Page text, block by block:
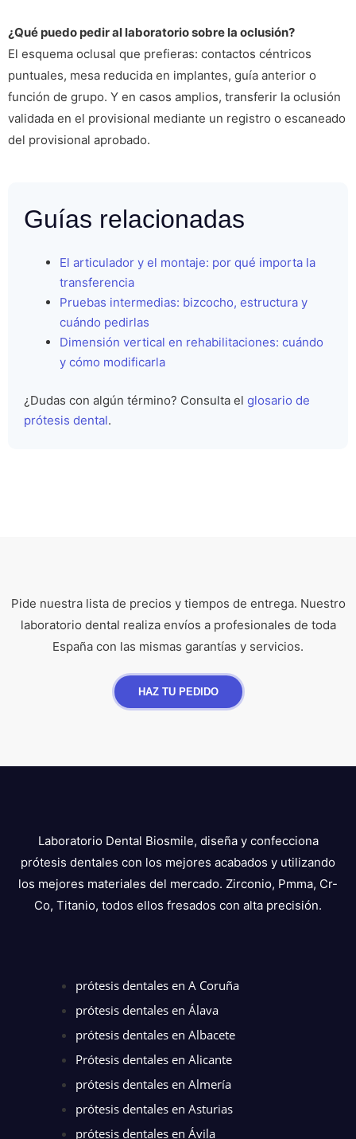
¿Qué puedo pedir al laboratorio sobre la oclusión?
El esquema oclusal que prefieras: contactos céntricos
puntuales, mesa reducida en implantes, guía anterior o
función de grupo. Y en casos amplios, transferir la oclusión
validada en el provisional mediante un registro o escaneado
del provisional aprobado.
Guías relacionadas
El articulador y el montaje: por qué importa la
transferencia
Pruebas intermedias: bizcocho, estructura y
cuándo pedirlas
Dimensión vertical en rehabilitaciones: cuándo
y cómo modificarla
¿Dudas con algún término? Consulta el glosario de
prótesis dental.
Pide nuestra lista de precios y tiempos de entrega. Nuestro
laboratorio dental realiza envíos a profesionales de toda
España con las mismas garantías y servicios.
HAZ TU PEDIDO
Laboratorio Dental Biosmile, diseña y confecciona
prótesis dentales con los mejores acabados y utilizando
los mejores materiales del mercado. Zirconio, Pmma, Cr-
Co, Titanio, todos ellos fresados con alta precisión.
prótesis dentales en A Coruña
prótesis dentales en Álava
prótesis dentales en Albacete
Prótesis dentales en Alicante
prótesis dentales en Almería
prótesis dentales en Asturias
prótesis dentales en Ávila